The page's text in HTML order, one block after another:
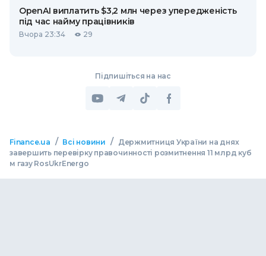
OpenAI виплатить $3,2 млн через упередженість
під час найму працівників
Вчора 23:34 29
Підпишіться на нас
Finance.ua / Всі новини /
Держмитниця України на днях
завершить перевірку правочинності розмитнення 11 млрд куб
м газу RosUkrEnergo